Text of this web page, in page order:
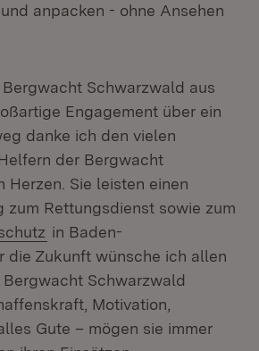
anpacken - ohne Ansehen
Schwarzwald aus
Engagement über ein
danke ich den vielen
der Bergwacht
Herzen. Sie leisten einen
zum Rettungsdienst sowie zum
(Öffnet in neuem Fenster)
in Baden-
die Zukunft wünsche ich allen
Schwarzwald
Motivation,
Gute – mögen sie immer